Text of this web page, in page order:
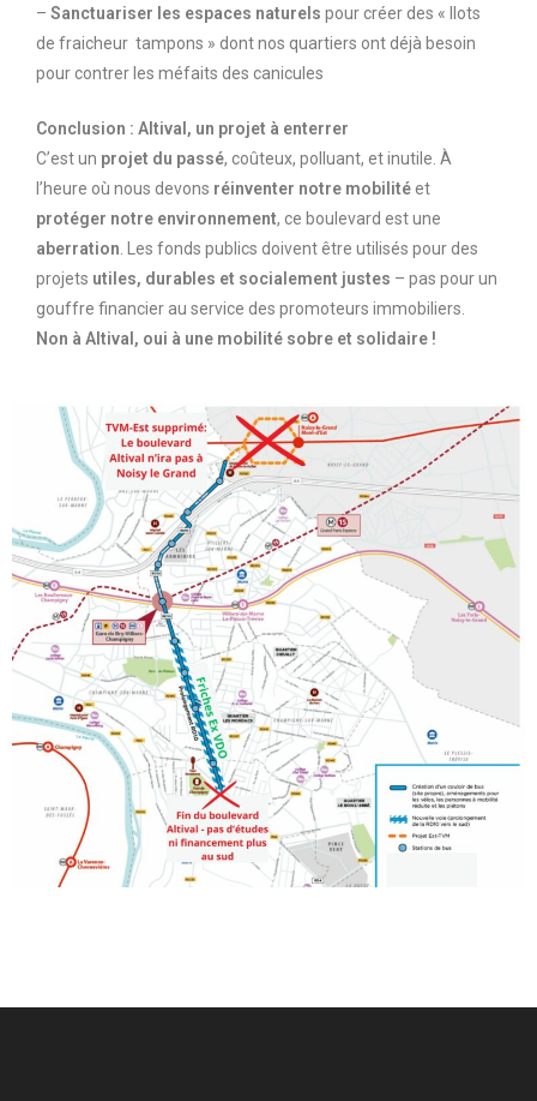
– Sanctuariser les espaces naturels pour créer des « Ilots
de fraicheur tampons » dont nos quartiers ont déjà besoin
pour contrer les méfaits des canicules
Conclusion : Altival, un projet à enterrer
C’est un projet du passé, coûteux, polluant, et inutile. À
l’heure où nous devons réinventer notre mobilitéet
protéger notre environnement, ce boulevard est une
aberration . Les fonds publics doivent être utilisés pour des
projets utiles, durables et socialement justes – pas pour un
gouffre financier au service des promoteurs immobiliers.
Non à Altival, oui à une mobilité sobre et solidaire !